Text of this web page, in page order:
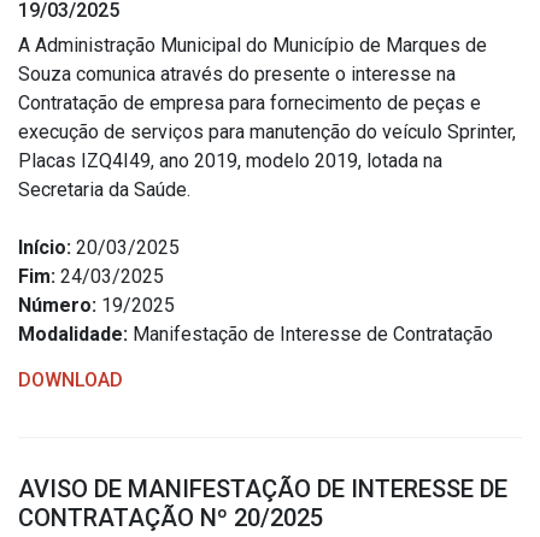
19/03/2025
A Administração Municipal do Município de Marques de
Souza comunica através do presente o interesse na
Contratação de empresa para fornecimento de peças e
execução de serviços para manutenção do veículo Sprinter,
Placas IZQ4I49, ano 2019, modelo 2019, lotada na
Secretaria da Saúde.
Início: 20/03/2025
Fim: 24/03/2025
Número: 19/2025
Modalidade: Manifestação de Interesse de Contratação
DOWNLOAD
AVISO DE MANIFESTAÇÃO DE INTERESSE DE
CONTRATAÇÃO Nº 20/2025